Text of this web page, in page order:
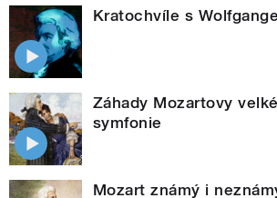
Kratochvíle s
Záhady Mozartovy
symfonie
Mozart známý i